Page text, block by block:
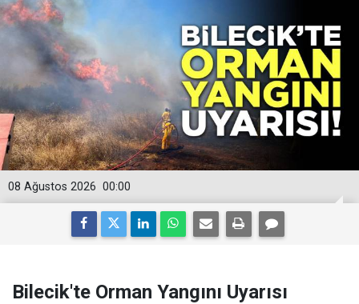
00:00
08 Ağustos 2026
Bilecik'te Orman Yangını Uyarısı